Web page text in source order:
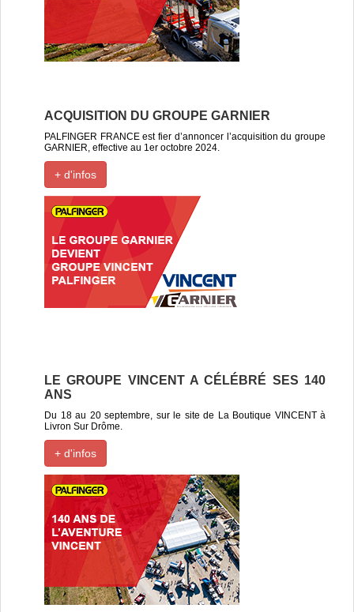
ACQUISITION DU GROUPE GARNIER
PALFINGER FRANCE est fier d’annoncer l’acquisition du groupe
GARNIER, effective au 1er octobre 2024.
+ d'infos
LE GROUPE VINCENT A CÉLÉBRÉ SES 140
ANS
Du 18 au 20 septembre, sur le site de La Boutique VINCENT à
Livron Sur Drôme.
+ d'infos